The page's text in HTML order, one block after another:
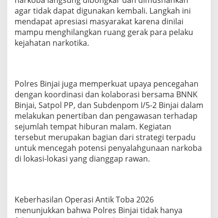
agar tidak dapat digunakan kembali. Langkah ini
mendapat apresiasi masyarakat karena dinilai
mampu menghilangkan ruang gerak para pelaku
kejahatan narkotika.
Polres Binjai juga memperkuat upaya pencegahan
dengan koordinasi dan kolaborasi bersama BNNK
Binjai, Satpol PP, dan Subdenpom I/5-2 Binjai dalam
melakukan penertiban dan pengawasan terhadap
sejumlah tempat hiburan malam. Kegiatan
tersebut merupakan bagian dari strategi terpadu
untuk mencegah potensi penyalahgunaan narkoba
di lokasi-lokasi yang dianggap rawan.
Keberhasilan Operasi Antik Toba 2026
menunjukkan bahwa Polres Binjai tidak hanya